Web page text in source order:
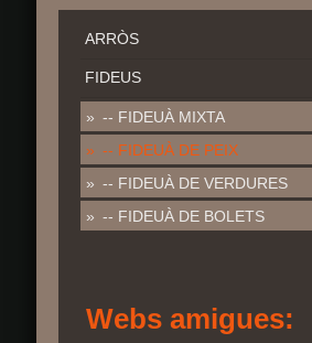
ARRÒS
FIDEUS
-- FIDEUÀ MIXTA
-- FIDEUÀ DE PEIX
-- FIDEUÀ DE VERDURES
-- FIDEUÀ DE BOLETS
Webs amigues: